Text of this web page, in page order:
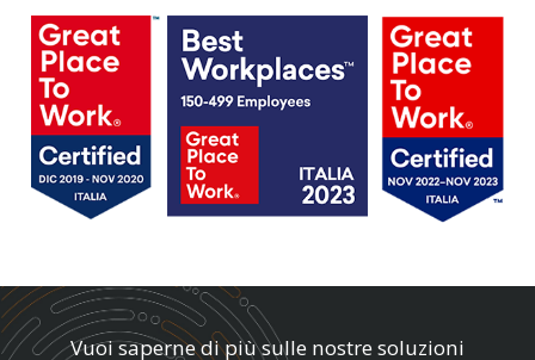
Vuoi saperne di più sulle nostre soluzioni